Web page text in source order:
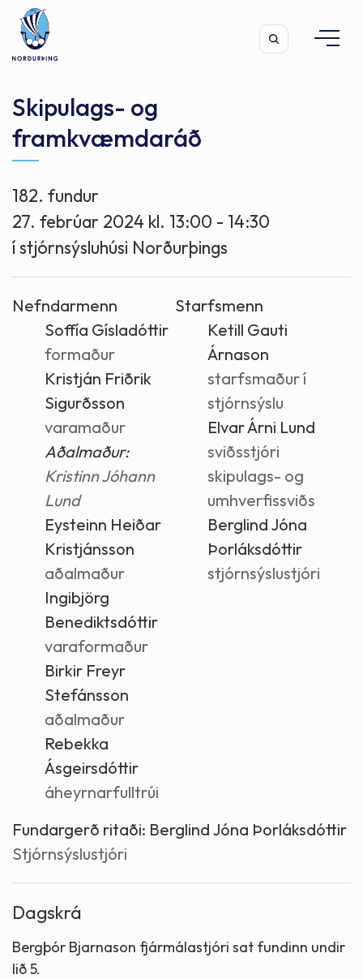
Leita
Skipulags- og
framkvæmdaráð
182. fundur
27. febrúar 2024 kl. 13:00 - 14:30
í stjórnsýsluhúsi Norðurþings
Nefndarmenn
Soffía Gísladóttir
formaður
Kristján Friðrik
Sigurðsson
varamaður
Aðalmaður:
Kristinn Jóhann
Lund
Eysteinn Heiðar
Kristjánsson
aðalmaður
Ingibjörg
Benediktsdóttir
varaformaður
Birkir Freyr
Stefánsson
aðalmaður
Rebekka
Ásgeirsdóttir
áheyrnarfulltrúi
Starfsmenn
Ketill Gauti
Árnason
starfsmaður í
stjórnsýslu
Elvar Árni Lund
sviðsstjóri
skipulags- og
umhverfissviðs
Berglind Jóna
Þorláksdóttir
stjórnsýslustjóri
Fundargerð ritaði: Berglind Jóna Þorláksdóttir
Stjórnsýslustjóri
Dagskrá
Bergþór Bjarnason fjármálastjóri sat fundinn undir
lið 5.